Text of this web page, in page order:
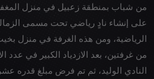
من شباب بمنطقة زعبيل في منزل
على إنشاء نادٍ رياضي تحت مسمى
الرياضية، ومن هذه الغرفة في منزل
من غرفتين، بعد الازدياد الكبير في عدد
النادي الوليد، ثم تم فرض مبلغ قدره